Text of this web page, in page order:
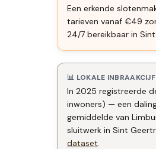
Een erkende
tarieven vanaf €49
24/7 bereikbaar in
📊 LOKALE
In 2025 registreerde
inwoners) — een
gemiddelde van
sluitwerk in Sint
dataset.